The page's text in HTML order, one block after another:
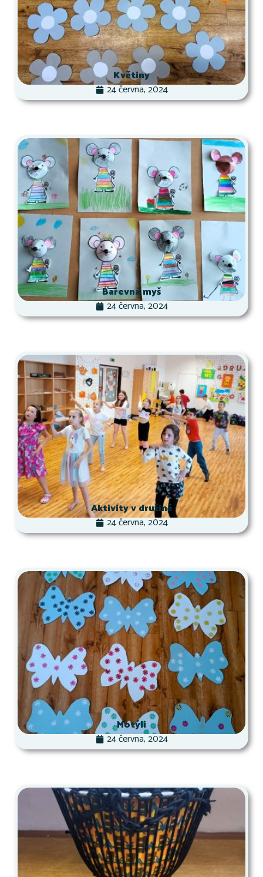
Květiny
24 června, 2024
Barevná myš
24 června, 2024
Aktivity v družině
24 června, 2024
Motýli
24 června, 2024